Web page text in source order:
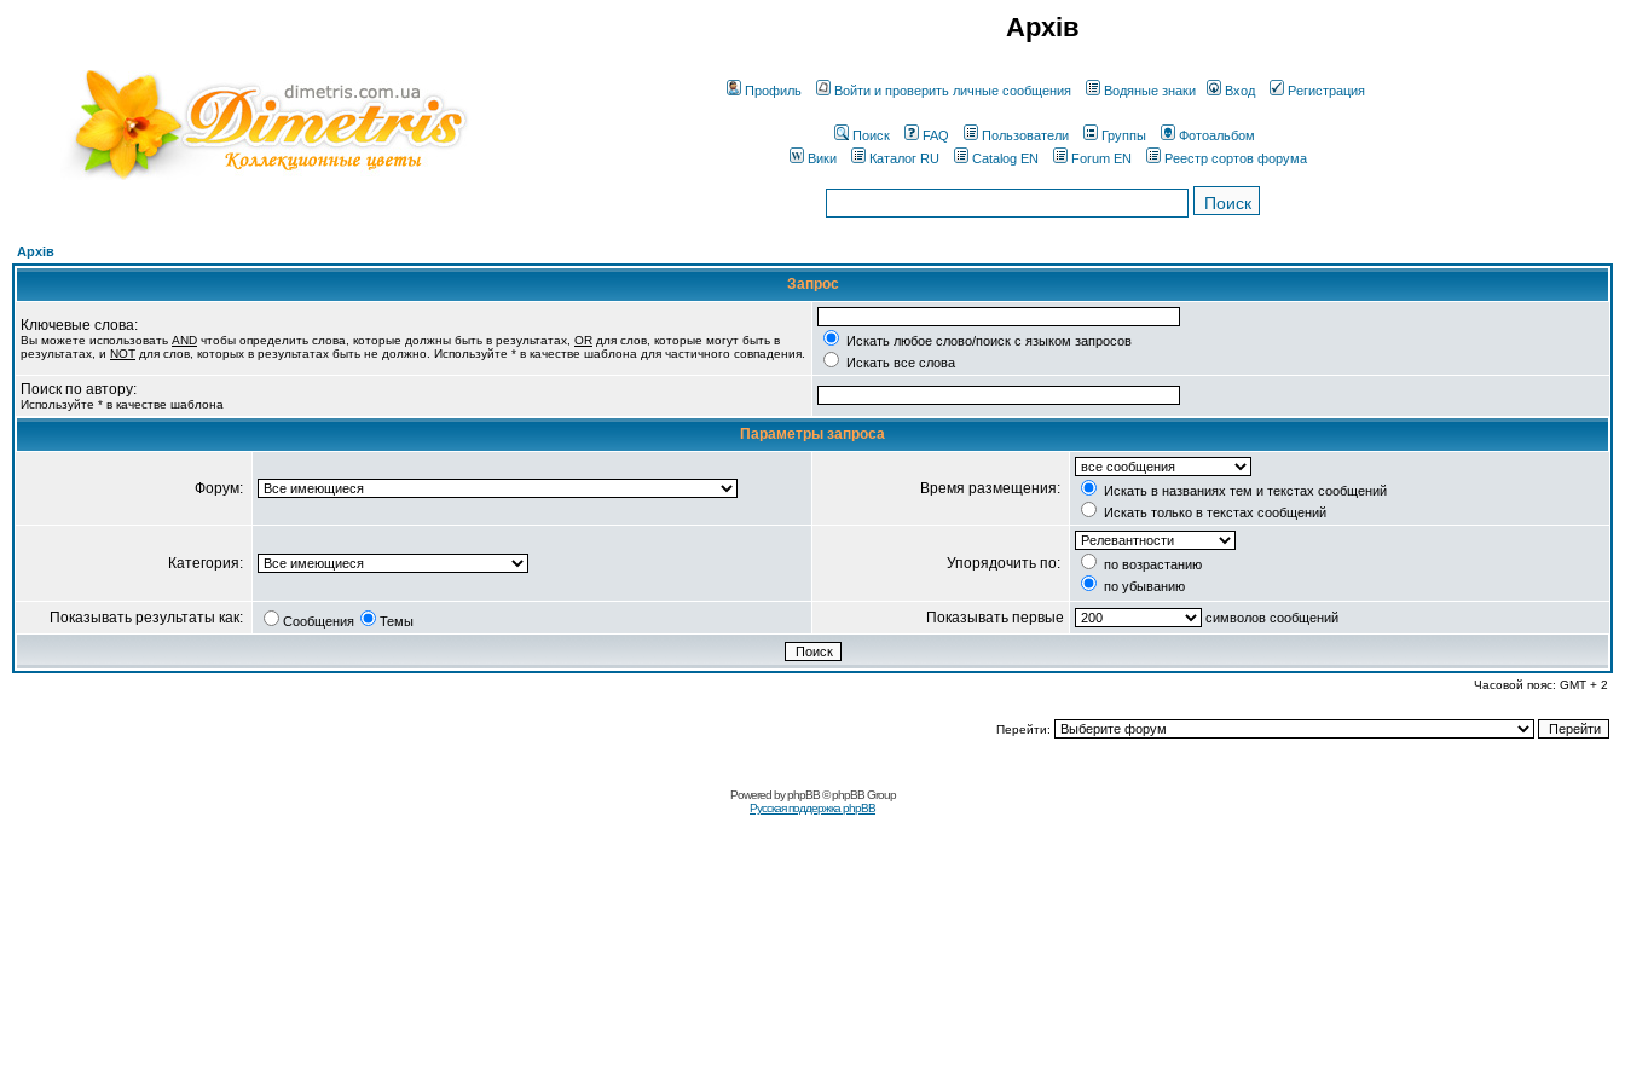
Архів
Профиль Войти и проверить личные сообщения Водяные знаки Вход Регистрация
Поиск FAQ Пользователи Группы
Фотоальбом
Вики
Каталог RU Catalog EN Forum EN Реестр сортов форума
Архів
Запрос
Ключевые слова:
Вы можете использовать AND чтобы определить слова, которые должны быть в результатах, OR для слов, которые могут быть в
результатах, и NOT для слов, которых в результатах быть не должно. Используйте * в качестве шаблона для частичного совпадения.
Искать любое слово/поиск с языком запросов
Искать все слова
Поиск по автору:
Используйте * в качестве шаблона
Параметры запроса
Форум: Время размещения:
Искать в названиях тем и текстах сообщений
Искать только в текстах сообщений
Категория: Упорядочить по:
по возрастанию
по убыванию
Показывать результаты как: Сообщения Темы Показывать первые символов сообщений
Часовой пояс: GMT + 2
Перейти:
Powered byphpBB© phpBB Group
Русская поддержка phpBB